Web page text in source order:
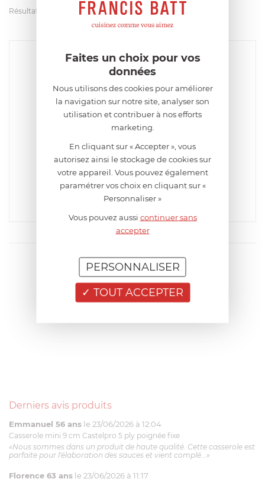
Résultats par page
COLE & MASON
Carrousel à épices 8 flacons de 70 ml
EN STOCK - ENVOI SOUS 24/48H
55,92€
Acheter
Derniers avis produits
Emmanuel 56 ans le 23/06/2026 à 12:04
Casserole mini 9 cm Castelpro 5 ply poignée fixe
«Nous sommes dans un produit de haute qualité. Cette casserole est
parfaite pour l'élaboration des sauces et vient complé...»
Florence 63 ans le 23/06/2026 à 11:17
Faites un choix pour vos
données
Nous utilisons des cookies pour améliorer
la navigation sur notre site, analyser son
utilisation et contribuer à nos efforts
marketing.
En cliquant sur « Accepter », vous
autorisez ainsi le stockage de cookies sur
votre appareil. Vous pouvez également
paramétrer vos choix en cliquant sur «
Personnaliser »
Vous pouvez aussi continuer sans
accepter
TOUT ACCEPTER
PERSONNALISER